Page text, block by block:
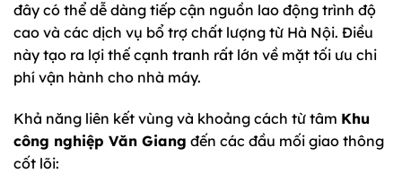
đây có thể dễ dàng tiếp cận nguồn lao động trình độ
cao và các dịch vụ bổ trợ chất lượng từ Hà Nội. Điều
này tạo ra lợi thế cạnh tranh rất lớn về mặt tối ưu chi
phí vận hành cho nhà máy.
Khả năng liên kết vùng và khoảng cách từ tâm Khu
công nghiệp Văn Giang đến các đầu mối giao thông
cốt lõi: